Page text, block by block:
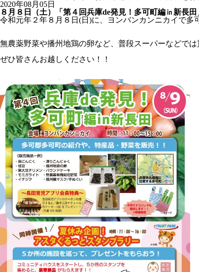
2020年08月05日
８月８日（土）「第４回兵庫de発見！多可町編㏌新長
令和元年２年８月８日(日)に、ヨンバンカンニカイで多
無農薬野菜や播州地鶏の卵など、普段スーパーなどで
ぜひ皆さんお越しください！！